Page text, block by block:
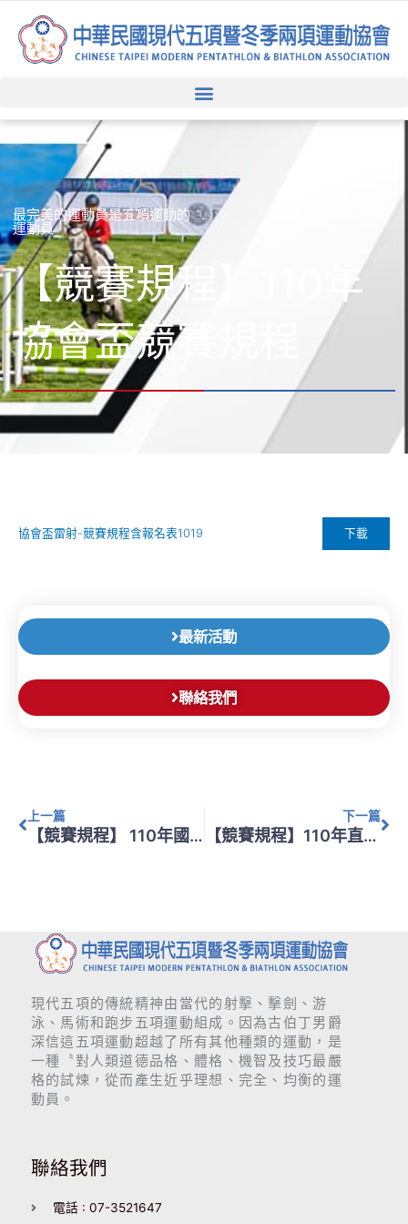
最完美的運動員是五項運動的
運動員
【競賽規程】110年
協會盃競賽規程
協會盃雷射-競賽規程含報名表1019 下載
最新活動
聯絡我們
上一篇
【競賽規程】 110年國際賽選拔-競賽規程
下一篇
【競賽規程】110年直排輪射擊競賽規程
現代五項的傳統精神由當代的射擊、擊劍、游
泳、馬術和跑步五項運動組成。因為古伯丁男爵
深信這五項運動超越了所有其他種類的運動，是
一種〝對人類道德品格、體格、機智及技巧最嚴
格的試煉，從而產生近乎理想、完全、均衡的運
動員。
聯絡我們
電話 : 07-3521647